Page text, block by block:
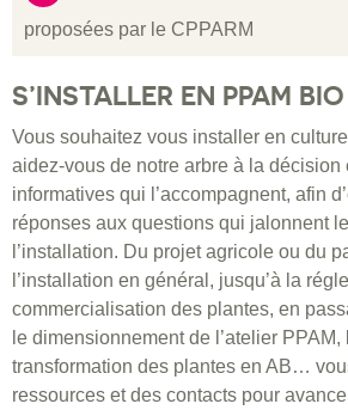
proposées par le CPPARM
S’INSTALLER EN PPAM BIO
Vous souhaitez vous installer en
aidez-vous de notre arbre à la décision
informatives qui l’accompagnent, afin
réponses aux questions qui jalonnent
l’installation. Du projet agricole ou du
l’installation en général, jusqu’à la
commercialisation des plantes, en
le dimensionnement de l’atelier
transformation des plantes en AB…
ressources et des contacts pour